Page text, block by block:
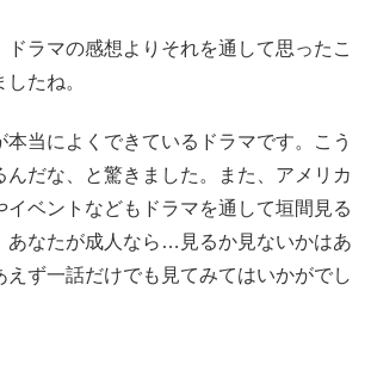
ドラマの感想よりそれを通して思ったこ
たね。
本当によくできているドラマです。こう
んだな、と驚きました。また、アメリカ
イベントなどもドラマを通して垣間見る
あなたが成人なら…見るか見ないかはあ
えず一話だけでも見てみてはいかがでし